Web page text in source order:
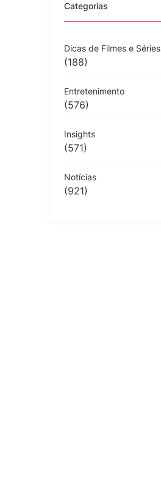
Categorias
Dicas de Filmes e Séries
(188)
Entretenimento
(576)
Insights
(571)
Notícias
(921)